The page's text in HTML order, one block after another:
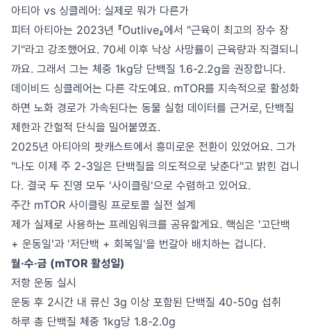
아티아 vs 싱클레어: 실제로 뭐가 다른가
피터 아티아는 2023년 『Outlive』에서 "근육이 최고의 장수 장
기"라고 강조했어요. 70세 이후 낙상 사망률이 근육량과 직결되니
까요. 그래서 그는 체중 1kg당 단백질 1.6-2.2g을 권장합니다.
데이비드 싱클레어는 다른 각도예요. mTOR를 지속적으로 활성화
하면 노화 경로가 가속된다는 동물 실험 데이터를 근거로, 단백질
제한과 간헐적 단식을 밀어붙였죠.
2025년 아티아의 팟캐스트에서 흥미로운 전환이 있었어요. 그가
"나도 이제 주 2-3일은 단백질을 의도적으로 낮춘다"고 밝힌 겁니
다. 결국 두 진영 모두 '사이클링'으로 수렴하고 있어요.
주간 mTOR 사이클링 프로토콜 실전 설계
제가 실제로 사용하는 프레임워크를 공유할게요. 핵심은 '고단백
+ 운동일'과 '저단백 + 회복일'을 번갈아 배치하는 겁니다.
월·수·금 (mTOR 활성일)
저항 운동 실시
운동 후 2시간 내 류신 3g 이상 포함된 단백질 40-50g 섭취
하루 총 단백질 체중 1kg당 1.8-2.0g